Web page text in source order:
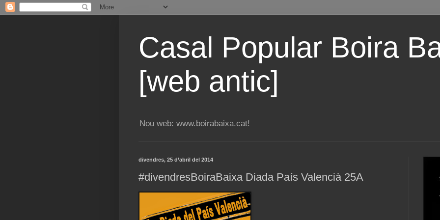
Casal Popular Boira
[web antic]
Nou web: www.boirabaixa.cat!
divendres, 25 d’abril del 2014
#divendresBoiraBaixa Diada País Valencià 25A